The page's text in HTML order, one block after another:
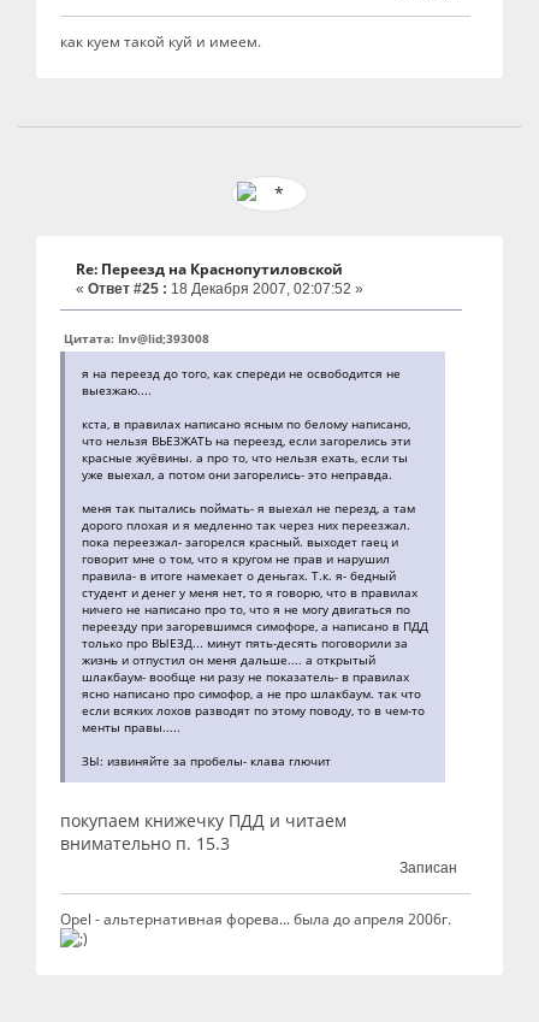
как куем такой куй и имеем.
Re: Переезд на Краснопутиловской
« Ответ #25 : 18 Декабря 2007, 02:07:52 »
Цитата: Inv@lid;393008
я на переезд до того, как спереди не освободится не
выезжаю....
кста, в правилах написано ясным по белому написано,
что нельзя ВЬЕЗЖАТЬ на переезд, если загорелись эти
красные жуёвины. а про то, что нельзя ехать, если ты
уже выехал, а потом они загорелись- это неправда.
меня так пытались поймать- я выехал не перезд, а там
дорого плохая и я медленно так через них переезжал.
пока переезжал- загорелся красный. выходет гаец и
говорит мне о том, что я кругом не прав и нарушил
правила- в итоге намекает о деньгах. Т.к. я- бедный
студент и денег у меня нет, то я говорю, что в правилах
ничего не написано про то, что я не могу двигаться по
переезду при загоревшимся симофоре, а написано в ПДД
только про ВЫЕЗД... минут пять-десять поговорили за
жизнь и отпустил он меня дальше.... а открытый
шлакбаум- вообще ни разу не показатель- в правилах
ясно написано про симофор, а не про шлакбаум. так что
если всяких лохов разводят по этому поводу, то в чем-то
менты правы.....
ЗЫ: извиняйте за пробелы- клава глючит
покупаем книжечку ПДД и читаем
внимательно п. 15.3
Записан
Opel - альтернативная форева... была до апреля 2006г.